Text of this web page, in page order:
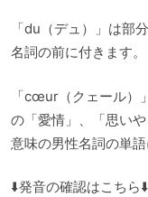
「du（デュ）」は部
名詞の前に付きます。
「cœur（クェール）
の「愛情」、「思い
意味の男性名詞の単語
⬇️発音の確認はこちら⬇️